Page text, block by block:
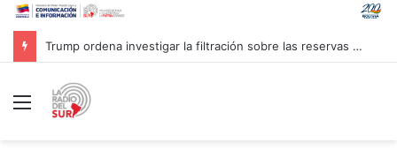
Trump ordena investigar la filtración sobre las reservas de municiones
Menú